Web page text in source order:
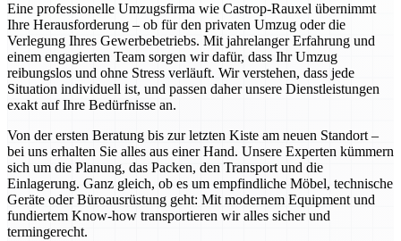
Eine professionelle Umzugsfirma wie Castrop-Rauxel übernimmt
Ihre Herausforderung – ob für den privaten Umzug oder die
Verlegung Ihres Gewerbebetriebs. Mit jahrelanger Erfahrung und
einem engagierten Team sorgen wir dafür, dass Ihr Umzug
reibungslos und ohne Stress verläuft. Wir verstehen, dass jede
Situation individuell ist, und passen daher unsere Dienstleistungen
exakt auf Ihre Bedürfnisse an.
Von der ersten Beratung bis zur letzten Kiste am neuen Standort –
bei uns erhalten Sie alles aus einer Hand. Unsere Experten kümmern
sich um die Planung, das Packen, den Transport und die
Einlagerung. Ganz gleich, ob es um empfindliche Möbel, technische
Geräte oder Büroausrüstung geht: Mit modernem Equipment und
fundiertem Know-how transportieren wir alles sicher und
termingerecht.